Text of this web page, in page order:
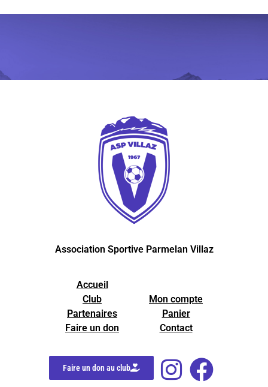
Association Sportive Parmelan Villaz
Accueil
Club
Partenaires
Faire un don
Mon compte
Panier
Contact
Faire un don au club